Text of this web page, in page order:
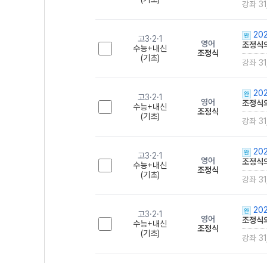
강좌
고3·2·1
수능+내신
(기초)
영어
조정식
완
조정
강좌
고3·2·1
수능+내신
(기초)
영어
조정식
완
조정식
강좌
고3·2·1
수능+내신
(기초)
영어
조정식
완
조정
강좌
고3·2·1
수능+내신
(기초)
영어
조정식
완
조정
강좌